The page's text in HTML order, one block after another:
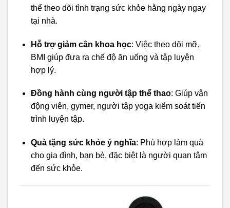
thể theo dõi tình trạng sức khỏe hằng ngày ngay
tại nhà.
Hỗ trợ giảm cân khoa học: Việc theo dõi mỡ,
BMI giúp đưa ra chế độ ăn uống và tập luyện
hợp lý.
Đồng hành cùng người tập thể thao: Giúp vận
động viên, gymer, người tập yoga kiểm soát tiến
trình luyện tập.
Quà tặng sức khỏe ý nghĩa: Phù hợp làm quà
cho gia đình, bạn bè, đặc biệt là người quan tâm
đến sức khỏe.